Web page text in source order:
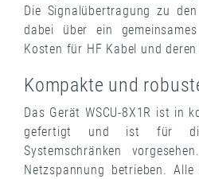
Die Signalübertragung zu
dabei über ein
Kosten für HF Kabel und
Kompakte und
Das Gerät WSCU-8X1R ist in
gefertigt und ist für
Systemschränken
Netzspannung betrieben.